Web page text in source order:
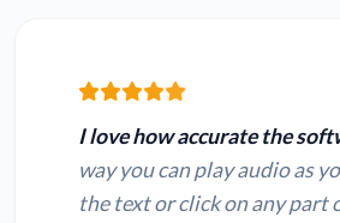
I love how accurate the
way you can play audio as
the text or click on any part